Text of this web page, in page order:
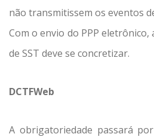
não transmitissem os eventos
Com o envio do PPP eletrônico,
de SST deve se concretizar.
DCTFWeb
A obrigatoriedade passará